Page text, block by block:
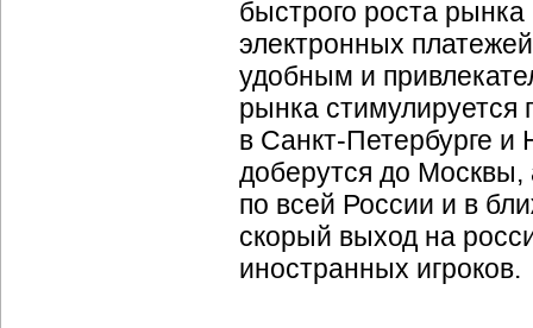
быстрого роста
электронных
удобным и
рынка
в Санкт-Петербурге и
доберутся до
по всей России и в
скорый выход на
иностранных игроков.